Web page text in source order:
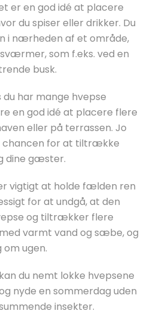
er en god idé at placere
du spiser eller drikker. Du
i nærheden af et område,
som f.eks. ved en
busk.
har mange hvepse
en god idé at placere flere
eller på terrassen. Jo
for at tiltrække
dine gæster.
vigtigt at holde fælden ren
for at undgå, at den
og tiltrækker flere
varmt vand og sæbe, og
ugen.
du nemt lokke hvepsene
nyde en sommerdag uden
insekter.